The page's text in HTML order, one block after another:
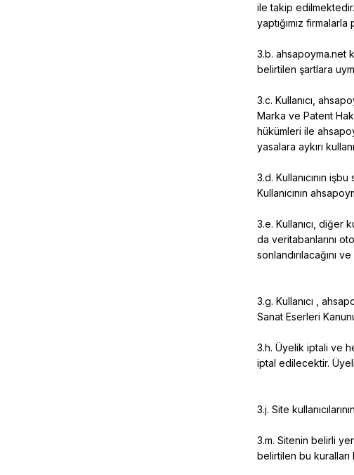
ile takip
yaptığımız
3.b. ahsapoyma.net
belirtilen şartlara
3.c. Kullanıcı,
Marka ve Patent
hükümleri ile
yasalara aykırı
3.d. Kullanıcının
Kullanıcının
3.e. Kullanıcı, diğer
da veritabanlarını
sonlandırılacağını
3.g. Kullanıcı ,
Sanat Eserleri
3.h. Üyelik iptali ve
iptal edilecektir.
3.j. Site
3.m. Sitenin belirli
belirtilen bu kuralları